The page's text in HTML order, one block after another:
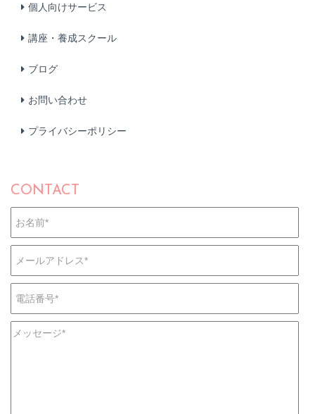
個人向けサービス
講座・養成スクール
ブログ
お問い合わせ
プライバシーポリシー
CONTACT